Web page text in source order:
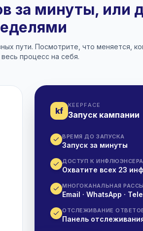
за минуты, или
пути. Посмотрите, что меняется,
процесс на себя.
kf
KEEPFACE
Запуск кампании
ВРЕМЯ ДО ЗАПУСКА
Запуск за минуты
ДОСТУП К
Охватите всех 23
МНОГОКАНАЛЬНАЯ
Email · WhatsApp ·
ОТСЛЕЖИВАНИЕ
Панель